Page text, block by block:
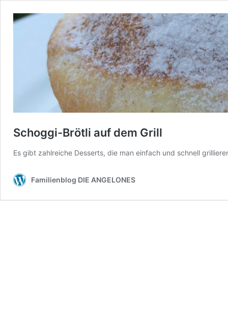
Schoggi-Brötli auf dem Grill
Es gibt zahlreiche Desserts, die man einfach und schnell
Familienblog DIE ANGELONES